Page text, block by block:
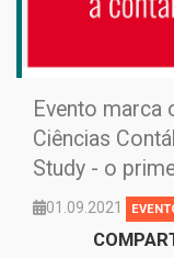
Evento marca
Ciências
Study - o
01.09.2021